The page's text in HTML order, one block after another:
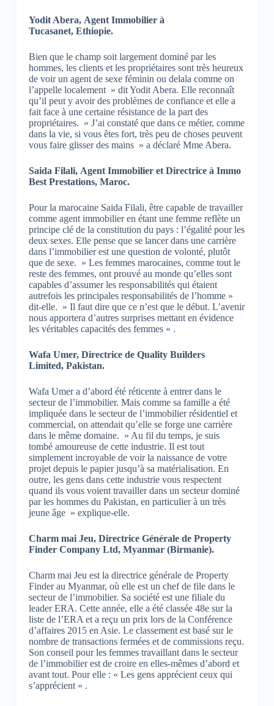
Yodit Abera, Agent Immobilier à
Tucasanet, Ethiopie.
Bien que le champ soit largement dominé par les
hommes, les clients et les propriétaires sont très heureux
de voir un agent de sexe féminin ou delala comme on
l’appelle localement » dit Yodit Abera. Elle reconnaît
qu’il peut y avoir des problèmes de confiance et elle a
fait face à une certaine résistance de la part des
propriétaires. » J’ai constaté que dans ce métier, comme
dans la vie, si vous êtes fort, très peu de choses peuvent
vous faire glisser des mains » a déclaré Mme Abera.
Saida Filali, Agent Immobilier et Directrice à Immo
Best Prestations, Maroc.
Pour la marocaine Saida Filali, être capable de travailler
comme agent immobilier en étant une femme reflète un
principe clé de la constitution du pays : l’égalité pour les
deux sexes. Elle pense que se lancer dans une carrière
dans l’immobilier est une question de volonté, plutôt
que de sexe. » Les femmes marocaines, comme tout le
reste des femmes, ont prouvé au monde qu’elles sont
capables d’assumer les responsabilités qui étaient
autrefois les principales responsabilités de l’homme »
dit-elle. » Il faut dire que ce n’est que le début. L’avenir
nous apportera d’autres surprises mettant en évidence
les véritables capacités des femmes « .
Wafa Umer, Directrice de Quality Builders
Limited, Pakistan.
Wafa Umer a d’abord été réticente à entrer dans le
secteur de l’immobilier. Mais comme sa famille a été
impliquée dans le secteur de l’immobilier résidentiel et
commercial, on attendait qu’elle se forge une carrière
dans le même domaine. » Au fil du temps, je suis
tombé amoureuse de cette industrie. Il est tout
simplement incroyable de voir la naissance de votre
projet depuis le papier jusqu’à sa matérialisation. En
outre, les gens dans cette industrie vous respectent
quand ils vous voient travailler dans un secteur dominé
par les hommes du Pakistan, en particulier à un très
jeune âge » explique-elle.
Charm mai Jeu, Directrice Générale de Property
Finder Company Ltd, Myanmar (Birmanie).
Charm mai Jeu est la directrice générale de Property
Finder au Myanmar, où elle est un chef de file dans le
secteur de l’immobilier. Sa société est une filiale du
leader ERA. Cette année, elle a été classée 48e sur la
liste de l’ERA et a reçu un prix lors de la Conférence
d’affaires 2015 en Asie. Le classement est basé sur le
nombre de transactions fermées et de commissions reçu.
Son conseil pour les femmes travaillant dans le secteur
de l’immobilier est de croire en elles-mêmes d’abord et
avant tout. Pour elle : « Les gens apprécient ceux qui
s’apprécient « .